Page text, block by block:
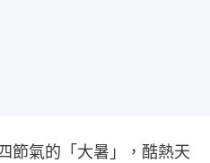
節氣的「大暑」，酷熱天